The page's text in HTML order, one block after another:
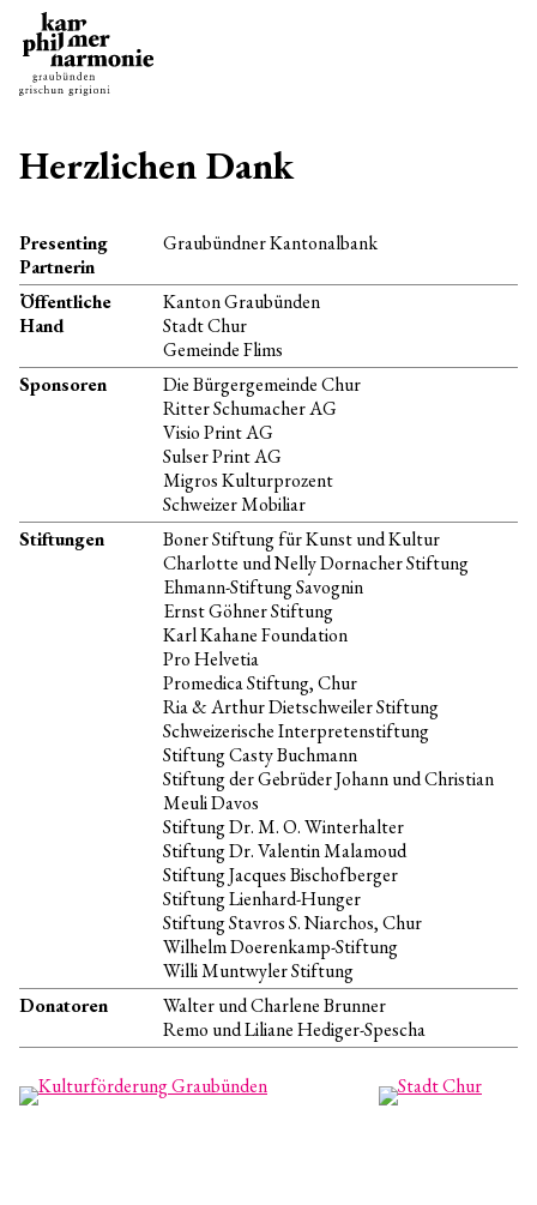
Kammerphilharmonie
Offene Stellen
Musiker*innen
Geschäftsstelle
Unterstützung Kinderprojekte
Perkussions-Patenschaft
Partner und Förderer
Herzlichen Dank
Presenting
Partnerin
Graubündner Kantonalbank
Öffentliche
Hand
Kanton Graubünden
Stadt Chur
Gemeinde Flims
Sponsoren
Die Bürgergemeinde Chur
Ritter Schumacher AG
Visio Print AG
Sulser Print AG
Migros Kulturprozent
Schweizer Mobiliar
Stiftungen
Boner Stiftung für Kunst und Kultur
Charlotte und Nelly Dornacher Stiftung
Ehmann-Stiftung Savognin
Ernst Göhner Stiftung
Karl Kahane Foundation
Pro Helvetia
Promedica Stiftung, Chur
Ria & Arthur Dietschweiler Stiftung
Schweizerische Interpretenstiftung
Stiftung Casty Buchmann
Stiftung der Gebrüder Johann und Christian
Meuli Davos
Stiftung Dr. M. O. Winterhalter
Stiftung Dr. Valentin Malamoud
Stiftung Jacques Bischofberger
Stiftung Lienhard-Hunger
Stiftung Stavros S. Niarchos, Chur
Wilhelm Doerenkamp-Stiftung
Willi Muntwyler Stiftung
Donatoren
Walter und Charlene Brunner
Remo und Liliane Hediger-Spescha